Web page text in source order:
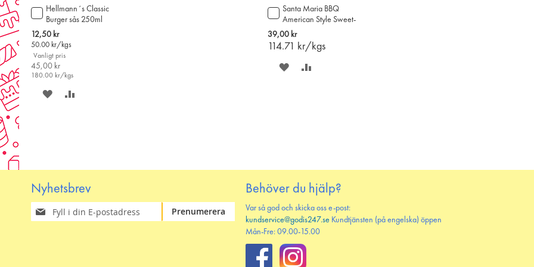
Hellmann´s Classic
Burger sås 250ml
Special
Price
12,50 kr
50.00 kr/kgs
Vanligt pris
45,00 kr
180.00 kr/kgs
Lägg
till
i
varukorgen
SPARA
Santa Maria BBQ
American Style Sweet-
Spicy sås 335g
39,00 kr
114.71 kr/kgs
Lägg
till
i
varukorgen
SPARA
Nyhetsbrev
Prenumerera
på
Prenumerera
Behöver du hjälp?
Var så god och skicka oss e-post:
kundservice@godis247.se Kundtjänsten (på engelska) öppen
Mån-Fre: 09.00-15.00